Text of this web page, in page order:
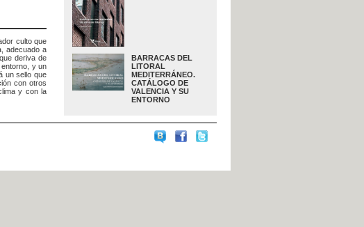
BARRACAS DEL
LITORAL
MEDITERRÁNEO.
CATÁLOGO DE
VALENCIA Y SU
ENTORNO
culto que
adecuado a
deriva de
y un
un sello que
con otros
y con la